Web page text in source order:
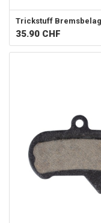
Trickstuff
35.90 CHF